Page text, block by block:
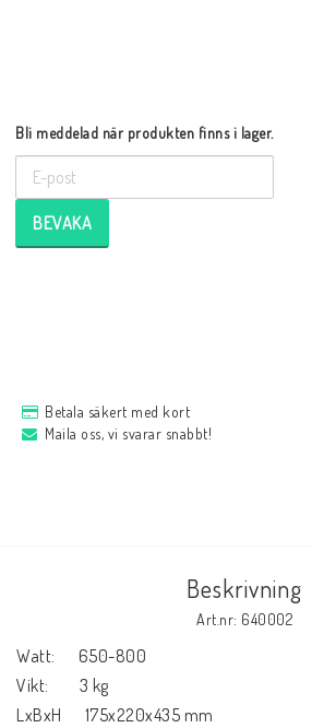
Bli meddelad när produkten finns i lager.
BEVAKA
Betala säkert med kort
Maila oss, vi svarar snabbt!
Beskrivning
Art.nr: 640002
Watt:      650-800
Vikt:        3 kg
LxBxH      175x220x435 mm